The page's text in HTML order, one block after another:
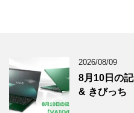
2026/08/09
8月10日の
& きびっち